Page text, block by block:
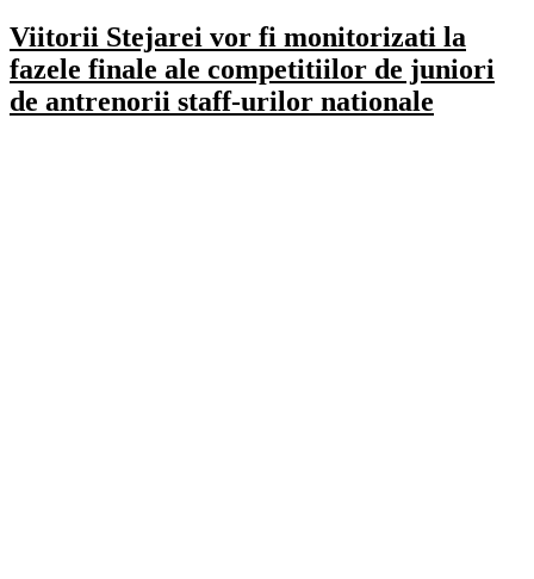
Viitorii Stejarei vor fi monitorizati la
fazele finale ale competitiilor de juniori
de antrenorii staff-urilor nationale